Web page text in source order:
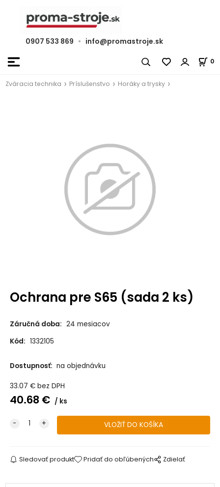
0907 533 869 • info@promastroje.sk
0
Zváracia technika Príslušenstvo Horáky a trysky
Ochrana pre S65 (sada 2 ks)
Záručná doba: 24 mesiacov
Kód: 1332105
Dostupnosť: na objednávku
33.07 € bez DPH
40.68 € ks
Sledovať produkt Pridať do obľúbených Zdielať